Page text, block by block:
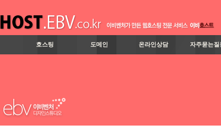
호스팅 도메인 온라인상담 자주묻는질